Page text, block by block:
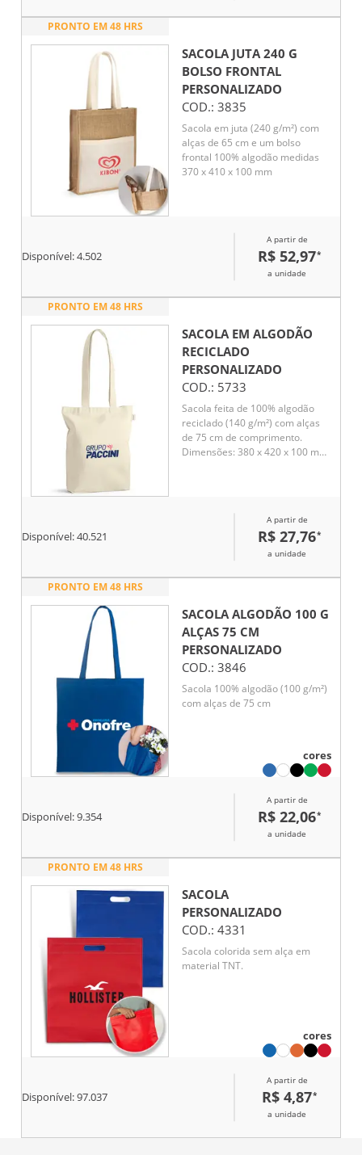
PRONTO EM 48 HRS
SACOLA JUTA 240 G
BOLSO FRONTAL
PERSONALIZADO
COD.: 3835
Sacola em juta (240 g/m²) com
alças de 65 cm e um bolso
frontal 100% algodão medidas
370 x 410 x 100 mm
Disponível:4.502
A partir de
R$ 52,97*
a unidade
PRONTO EM 48 HRS
SACOLA EM ALGODÃO
RECICLADO
PERSONALIZADO
COD.: 5733
Sacola feita de 100% algodão
reciclado (140 g/m²) com alças
de 75 cm de comprimento.
Dimensões: 380 x 420 x 100 mm.
Disponível:40.521
A partir de
R$ 27,76*
a unidade
PRONTO EM 48 HRS
SACOLA ALGODÃO 100 G
ALÇAS 75 CM
PERSONALIZADO
COD.: 3846
Sacola 100% algodão (100 g/m²)
com alças de 75 cm
cores
Disponível:9.354
A partir de
R$ 22,06*
a unidade
PRONTO EM 48 HRS
SACOLA
PERSONALIZADO
COD.: 4331
Sacola colorida sem alça em
material TNT.
cores
Disponível:97.037
A partir de
R$ 4,87*
a unidade